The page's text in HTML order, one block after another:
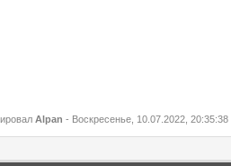
Alpan - Воскресенье, 10.07.2022, 20:35:38